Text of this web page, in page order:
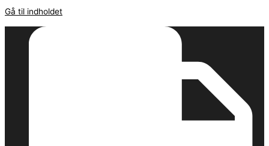
Gå til indholdet